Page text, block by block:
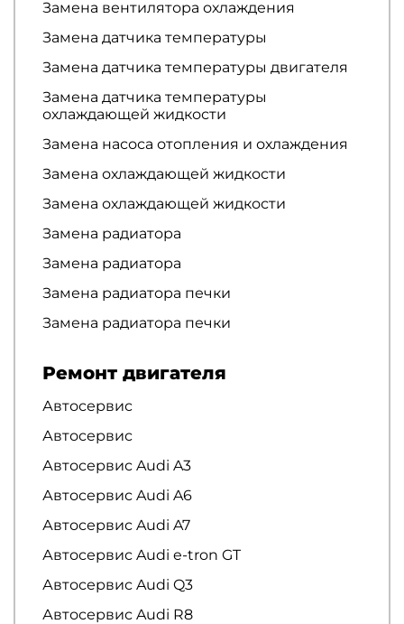
Замена вентилятора охлаждения
Замена датчика температуры
Замена датчика температуры двигателя
Замена датчика температуры
охлаждающей жидкости
Замена насоса отопления и охлаждения
Замена охлаждающей жидкости
Замена охлаждающей жидкости
Замена радиатора
Замена радиатора
Замена радиатора печки
Замена радиатора печки
Ремонт двигателя
Автосервис
Автосервис
Автосервис Audi A3
Автосервис Audi A6
Автосервис Audi A7
Автосервис Audi e-tron GT
Автосервис Audi Q3
Автосервис Audi R8